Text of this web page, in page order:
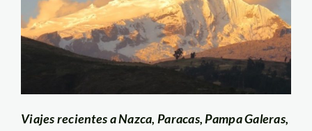
Viajes recientes a Nazca, Paracas, Pampa Galeras,